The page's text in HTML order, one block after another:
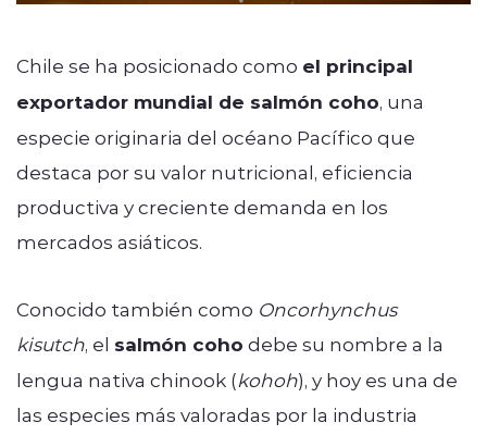
Chile se ha posicionado como el principal
exportador mundial de salmón coho, una
especie originaria del océano Pacífico que
destaca por su valor nutricional, eficiencia
productiva y creciente demanda en los
mercados asiáticos.
Conocido también como Oncorhynchus
kisutch, el salmón coho debe su nombre a la
lengua nativa chinook (kohoh), y hoy es una de
las especies más valoradas por la industria